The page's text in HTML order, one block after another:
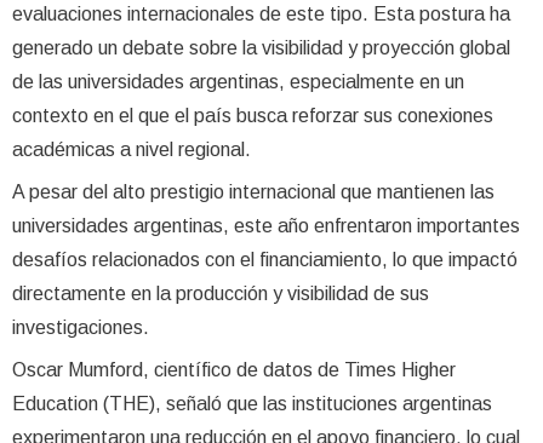
evaluaciones internacionales de este tipo. Esta postura ha
generado un debate sobre la visibilidad y proyección global
de las universidades argentinas, especialmente en un
contexto en el que el país busca reforzar sus conexiones
académicas a nivel regional.
A pesar del alto prestigio internacional que mantienen las
universidades argentinas, este año enfrentaron importantes
desafíos relacionados con el financiamiento, lo que impactó
directamente en la producción y visibilidad de sus
investigaciones.
Oscar Mumford, científico de datos de Times Higher
Education (THE), señaló que las instituciones argentinas
experimentaron una reducción en el apoyo financiero, lo cual